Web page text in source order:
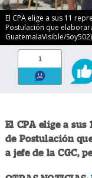
El CPA elige a sus 11
Postulación que
GuatemalaVisible/Soy502)
1
El CPA elige a sus
de Postulación
a jefe de la CGC,